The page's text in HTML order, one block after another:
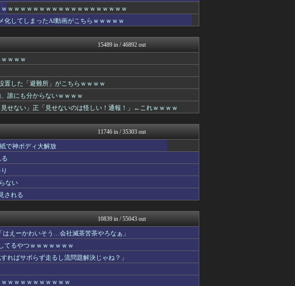
す・・・・・
スマブラ屋さん | スマブ...
ス
なんじぇいスタジアム＠なん...
(*ﾟ∀ﾟ)ゞカガクニュー...
ないｗｗｗｗ
わんこーる速報！
ｗｗｗｗ
【サッカー まとめ】サカラ...
Zチャンネル＠VIP
役の判決
ラビット速報
結婚・恋愛ニュースぷらす
スコールちゃんねる｜２ちゃ...
にゅーすアルー！
最新の身長・...
がーるずレポート - ガー...
画像あり)
されてお気持ち表...
アニゲー速報
おっぱいにしか目...
筋肉速報
追いピストン...
なんJ PRIDE
第4号同点2ラ...
なんじぇいスタジアム＠なん...
不満で炎上ｗｗｗ...
おうまがタイムズ
・・」
コリアル
コーチ合流 接触...
味しそう
カンダタ速報
全台当たる...
スロ板-RUSH
してくるとはね
ｗｗｗｗｗｗｗｗｗｗｗｗｗｗｗｗｗｗｗ
化してしまったAI動画がこちらｗｗｗｗｗ
15489 in / 46892 out
ｗｗｗ
置した「避難所」がこちらｗｗｗｗ
誰にも分からないｗｗｗｗ
せない」正「見せないのは怪しい！通報！」←これｗｗｗｗ
11746 in / 35303 out
で神ボディ大解放
る
ない
される
10839 in / 55043 out
えーかわいそう…会社滅茶苦茶やろなぁ」
てるやつｗｗｗｗｗｗｗ
ればサボらず走るし流問題解決じゃね？」
ｗｗｗｗｗｗｗｗｗｗ